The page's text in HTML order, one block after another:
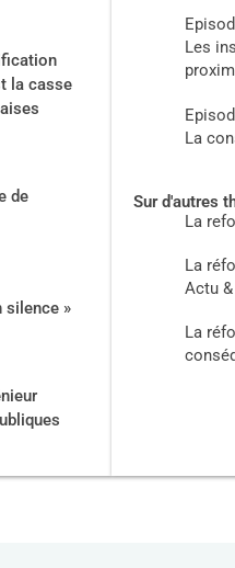
la casse
de
silence »
Les
La
Sur d'autres
La
La
Actu
La